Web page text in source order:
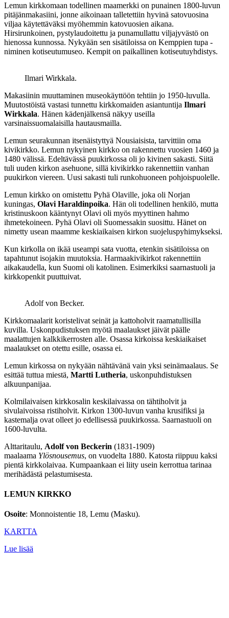
Lemun kirkkomaan todellinen maamerkki on punainen 1800-luvun
pitäjänmakasiini, jonne aikoinaan talletettiin hyvinä satovuosina
viljaa käytettäväksi myöhemmin katovuosien aikana.
Hirsirunkoinen, pystylaudoitettu ja punamullattu viljajyvästö on
hienossa kunnossa. Nykyään sen sisätiloissa on Kemppien tupa -
niminen kotiseutumuseo. Kempit on paikallinen kotiseutuyhdistys.
Ilmari Wirkkala.
Makasiinin muuttaminen museokäyttöön tehtiin jo 1950-luvulla.
Muutostöistä vastasi tunnettu kirkkomaiden asiantuntija Ilmari
Wirkkala. Hänen kädenjälkensä näkyy useilla
varsinaissuomalaisilla hautausmailla.
Lemun seurakunnan itsenäistyttyä Nousiaisista, tarvittiin oma
kivikirkko. Lemun nykyinen kirkko on rakennettu vuosien 1460 ja
1480 välissä. Edeltävässä puukirkossa oli jo kivinen sakasti. Siitä
tuli uuden kirkon asehuone, sillä kivikirkko rakennettiin vanhan
puukirkon viereen. Uusi sakasti tuli runkohuoneen pohjoispuolelle.
Lemun kirkko on omistettu Pyhä Olaville, joka oli Norjan
kuningas, Olavi Haraldinpoika. Hän oli todellinen henkilö, mutta
kristinuskoon kääntynyt Olavi oli myös myyttinen hahmo
ihmetekoineen. Pyhä Olavi oli Suomessakin suosittu. Hänet on
nimetty usean maamme keskiaikaisen kirkon suojeluspyhimykseksi.
Kun kirkolla on ikää useampi sata vuotta, etenkin sisätiloissa on
tapahtunut isojakin muutoksia. Harmaakivikirkot rakennettiin
aikakaudella, kun Suomi oli katolinen. Esimerkiksi saarnastuoli ja
kirkkopenkit puuttuivat.
Adolf von Becker.
Kirkkomaalarit koristelivat seinät ja kattoholvit raamatullisilla
kuvilla. Uskonpudistuksen myötä maalaukset jäivät päälle
maalattujen kalkkikerrosten alle. Osassa kirkoissa keskiaikaiset
maalaukset on otettu esille, osassa ei.
Lemun kirkossa on nykyään nähtävänä vain yksi seinämaalaus. Se
esittää tuttua miestä, Martti Lutheria, uskonpuhdistuksen
alkuunpanijaa.
Kolmilaivaisen kirkkosalin keskilaivassa on tähtiholvit ja
sivulaivoissa ristiholvit. Kirkon 1300-luvun vanha krusifiksi ja
kastemalja ovat olleet jo edellisessä puukirkossa. Saarnastuoli on
1600-luvulta.
Alttaritaulu, Adolf von Beckerin (1831-1909)
maalaama Ylösnousemus, on vuodelta 1880. Katosta riippuu kaksi
pientä kirkkolaivaa. Kumpaankaan ei liity usein kerrottua tarinaa
merihädästä pelastumisesta.
LEMUN KIRKKO
Osoite: Monnoistentie 18, Lemu (Masku).
KARTTA
Lue lisää